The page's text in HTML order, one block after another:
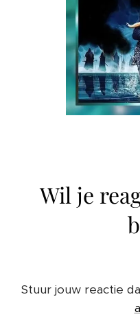
Wil je
Stuur jouw reactie